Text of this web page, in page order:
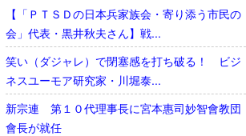
【「ＰＴＳＤの日本兵家族会・寄り添う市民の
会」代表・黒井秋夫さん】戦...
笑い（ダジャレ）で閉塞感を打ち破る！ ビジ
ネスユーモア研究家・川堀泰...
新宗連 第１０代理事長に宮本惠司妙智會教団
會長が就任